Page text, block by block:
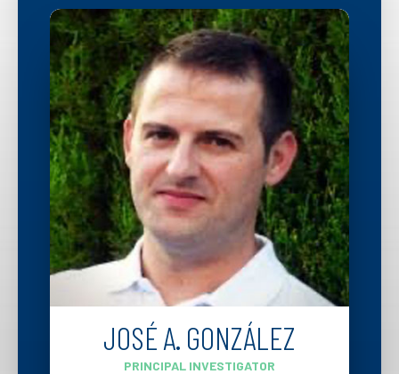
JOSÉ A. GONZÁLEZ
PRINCIPAL INVESTIGATOR